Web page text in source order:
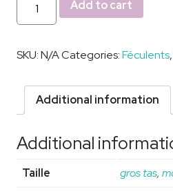
Plantain
Add to cart
SKU:N/ACategories:Féculents,
Additional information
Additional
Taille gros tas,